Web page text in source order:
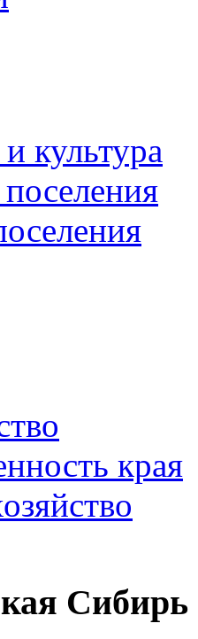
культура
края
Сибирь